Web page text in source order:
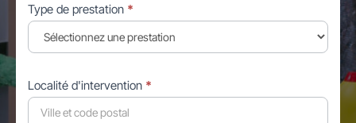
Type de prestation *
Localité d'intervention *